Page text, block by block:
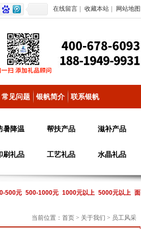
在线留言 收藏本站 网站地图
常见问题 银帆简介 联系银帆
暑降温 帮扶产品 滋补产品
刷礼品 工艺礼品 水晶礼品
500元 500-1000元 1000元以上 5000元以上 面
当前位置： 首页 > 关于我们 > 员工风采